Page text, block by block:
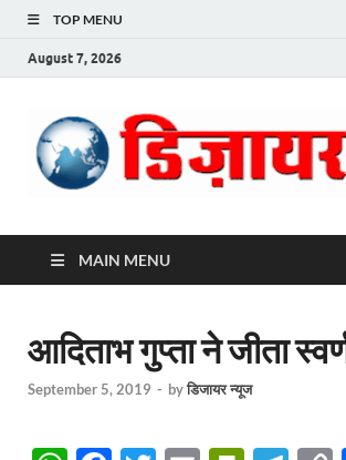
TOP MENU
August 7, 2026
MAIN MENU
आदिताभ गुप्ता ने जीता
September 5, 2019 - byडिजायर न्यूज